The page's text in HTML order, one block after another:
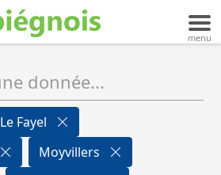
Le Fayel
Moyvillers